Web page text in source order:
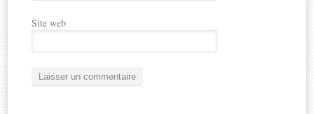
Site web